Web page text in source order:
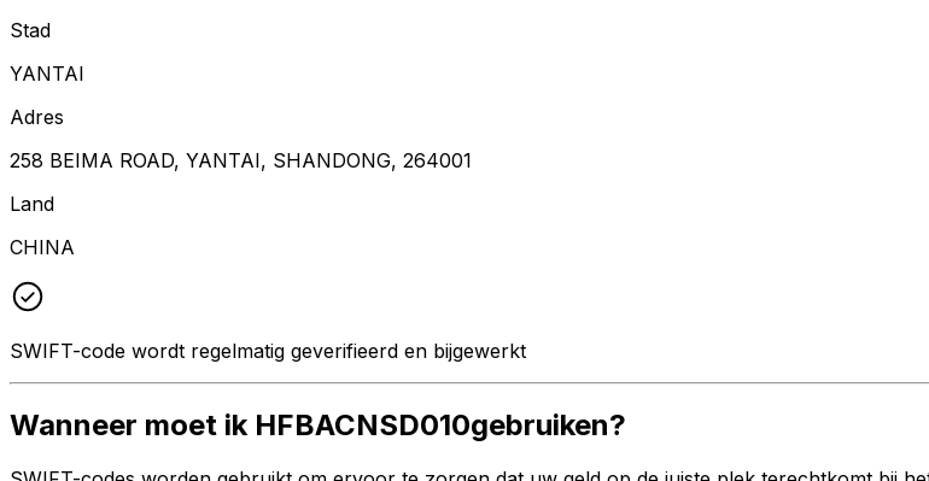
Stad
YANTAI
Adres
258 BEIMA ROAD, YANTAI, SHANDONG, 264001
Land
CHINA
SWIFT-code wordt regelmatig geverifieerd en bijgewerkt
Wanneer moet ik HFBACNSD010gebruiken?